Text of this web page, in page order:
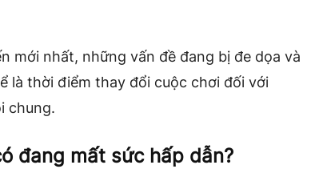
mới nhất, những vấn đề đang bị đe dọa và
là thời điểm thay đổi cuộc chơi đối với
chung.
đang mất sức hấp dẫn?